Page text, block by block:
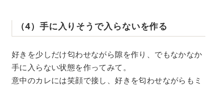
（4）手に入りそうで入らないを作る
好きを少しだけ匂わせながら隙を作り、でもなかなか
手に入らない状態を作ってみて。
意中のカレには笑顔で接し、好きを匂わせながらもミ